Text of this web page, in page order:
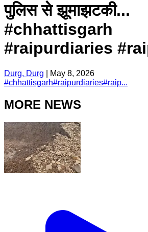
पुलिस से झूमाझटकी...
#chhattisgarh
#raipurdiaries
Durg, Durg
May 8, 2026
#chhattisgarh#raipurdiaries#raip...
MORE NEWS